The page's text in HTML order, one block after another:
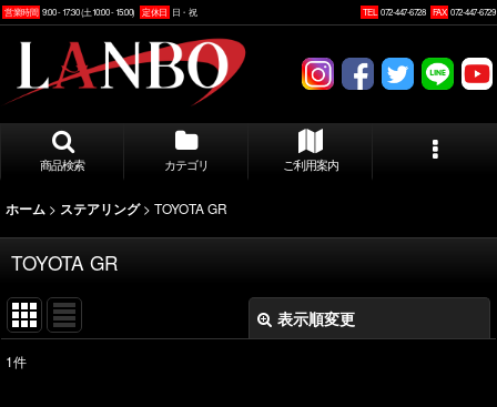
営業時間 9:00 - 17:30 (土10:00 - 15:00) 定休日 日・祝 TEL 072-447-6728 FAX 072-447-6729
商品検索 カテゴリ ご利用案内
ホーム > ステアリング > TOYOTA GR
TOYOTA GR
表示順変更
1件